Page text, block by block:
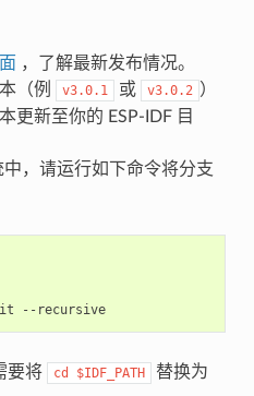
，了解最新发布情况。
（例
v3.0.1 或 v3.0.2 ）
更新至你的 ESP-IDF 目
，请运行如下命令将分支
--recursive
要将 cd $IDF_PATH 替换为